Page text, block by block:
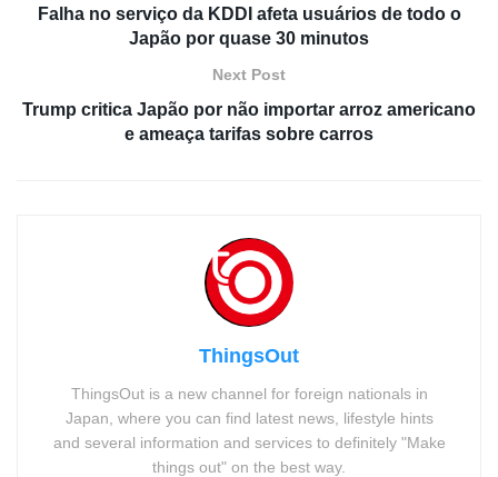
Falha no serviço da KDDI afeta usuários de todo o
Japão por quase 30 minutos
Next Post
Trump critica Japão por não importar arroz americano
e ameaça tarifas sobre carros
ThingsOut
ThingsOut is a new channel for foreign nationals in
Japan, where you can find latest news, lifestyle hints
and several information and services to definitely "Make
things out" on the best way.